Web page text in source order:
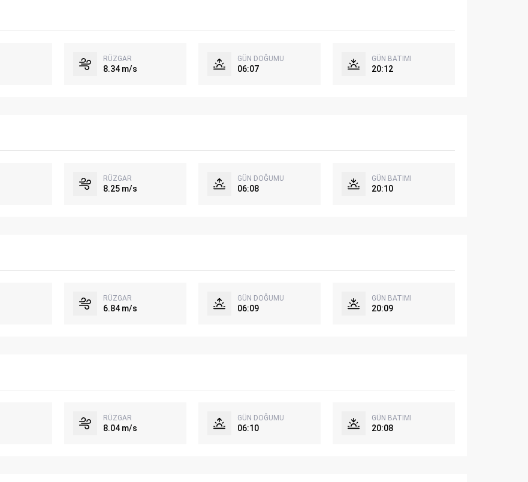
RÜZGAR
8.34 m/s
GÜN DOĞUMU
06:07
GÜN BATIMI
20:12
RÜZGAR
8.25 m/s
GÜN DOĞUMU
06:08
GÜN BATIMI
20:10
RÜZGAR
6.84 m/s
GÜN DOĞUMU
06:09
GÜN BATIMI
20:09
RÜZGAR
8.04 m/s
GÜN DOĞUMU
06:10
GÜN BATIMI
20:08